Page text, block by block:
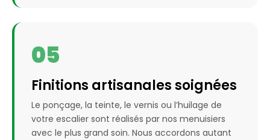
05
Finitions artisanales soignées
Le ponçage, la teinte, le vernis ou l’huilage de
votre escalier sont réalisés par nos menuisiers
avec le plus grand soin. Nous accordons autant